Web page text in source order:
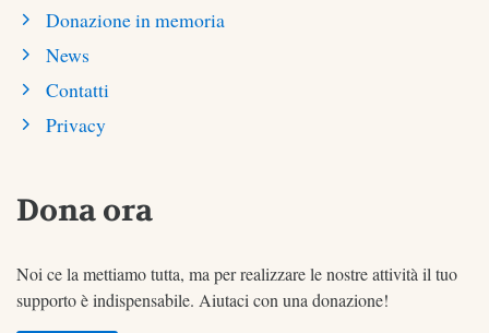
Donazione in memoria
News
Contatti
Privacy
Dona ora
Noi ce la mettiamo tutta, ma per realizzare le nostre attività il tuo
supporto è indispensabile. Aiutaci con una donazione!